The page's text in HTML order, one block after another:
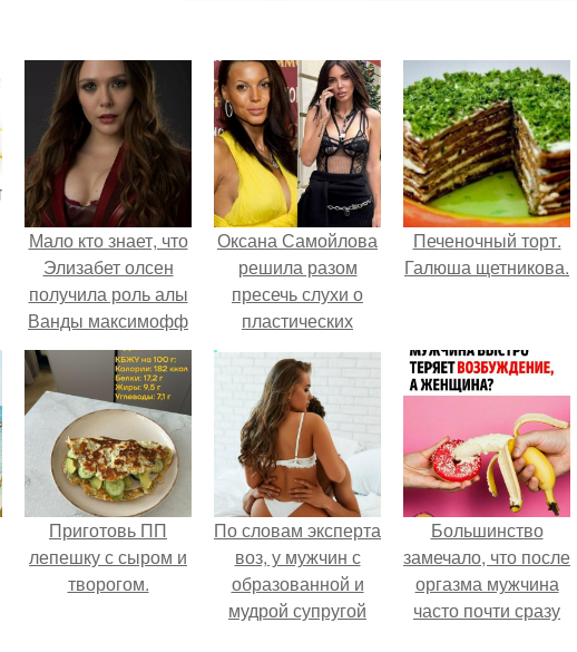
Мало кто знает, что
Элизабет олсен
получила роль алы
Ванды максимофф
не сразу.
Оксана Самойлова
решила разом
пресечь слухи о
пластических
операциях и
публично
прояснила
ситуацию.
Печеночный торт.
Галюша щетникова.
Приготовь ПП
лепешку с сыром и
творогом.
По словам эксперта
воз, у мужчин с
образованной и
мудрой супругой
Большинство
замечало, что после
оргазма мужчина
часто почти сразу